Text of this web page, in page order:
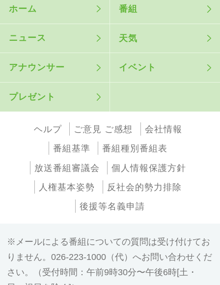
ホーム 番組
ニュース 天気
アナウンサー イベント
プレゼント
ヘルプ ご意見 ご感想
会社情報
番組基準
番組種別番組表
放送番組審議会
個人情報保護方針
人権基本姿勢
反社会的勢力排除
後援等名義申請
メールによる番組についての質問は受け付けてお
りません。026-223-1000（代）へお問い合わせくだ
さい。（受付時間：午前9時30分〜午後6時[土・